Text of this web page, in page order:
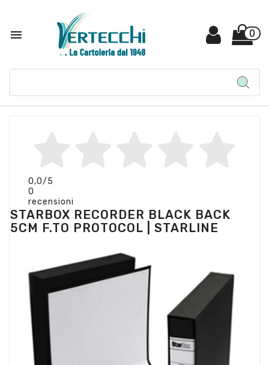
 0
0,0/5
0
recensioni
STARBOX RECORDER BLACK BACK
5CM F.TO PROTOCOL | STARLINE